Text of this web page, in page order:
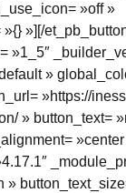
»off »
»][/
»1_5″
»
»https://
» button_text=
»